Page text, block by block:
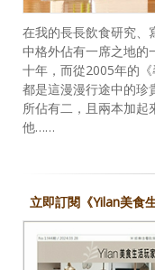
在我的長長飲食研究、
中格外佔有一席之地
十年，而從2005年的
都是這漫漫行途中的珍
所佔有二，且兩本加起
他……
立即訂閱《Yilan美食